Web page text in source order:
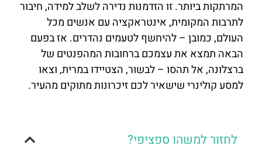
המרתקות ביותר. זו הזדמנות נדירה לשלב למידה, חיבור
לתרבות המקומית, אינטראקציה עם אנשים מכל
העולם, כמובן – להיחשף לטעמים נהדרים. אז בפעם
הבאה תמצא את עצמכם ברחובות המהפנטים של
ברצלונה, אל תהסו – לבשור, הצטיידו במרית, וצאו
למסע קולינרי שישאיר לכם זיכרונות מתוקים מהעיר.
לחזור למשהו ספציפי?